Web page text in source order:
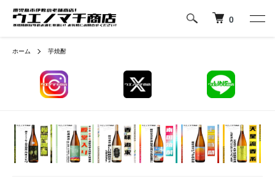
0
ホーム 芋焼酎